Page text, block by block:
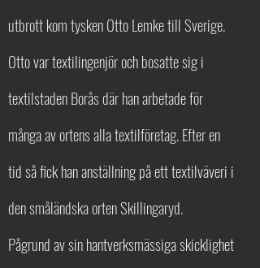
utbrott kom tysken Otto Lemke till Sverige.
Otto var textilingenjör och bosatte sig i
textilstaden Borås där han arbetade för
många av ortens alla textilföretag. Efter en
tid så fick han anställning på ett textilväveri i
den småländska orten Skillingaryd.
Pågrund av sin hantverksmässiga skicklighet